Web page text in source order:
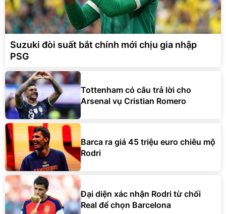
Suzuki đòi suất bắt chính mới chịu gia nhập
PSG
Tottenham có câu trả lời cho
Arsenal vụ Cristian Romero
Barca ra giá 45 triệu euro chiêu mộ
Rodri
Đại diện xác nhận Rodri từ chối
Real để chọn Barcelona